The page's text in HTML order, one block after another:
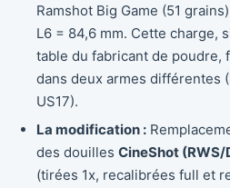
Ramshot Big Game (51
L6 = 84,6 mm. Cette charge,
table du fabricant de poudre,
dans deux armes différentes
US17).
La modification :
des douilles CineShot (RWS/
(tirées 1x, recalibrées full et